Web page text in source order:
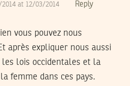
at 12/03/2014 Reply
vous pouvez nous
après expliquer nous aussi
lois occidentales et la
femme dans ces pays.